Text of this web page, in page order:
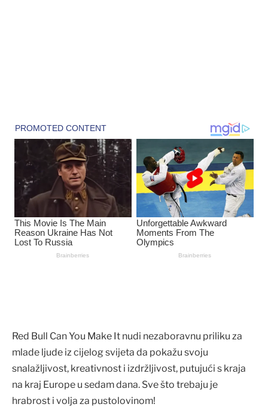
Red Bull Can You Make It nudi nezaboravnu priliku za
mlade ljude iz cijelog svijeta da pokažu svoju
snalažljivost, kreativnost i izdržljivost, putujući s kraja
na kraj Europe u sedam dana. Sve što trebaju je
hrabrost i volja za pustolovinom!